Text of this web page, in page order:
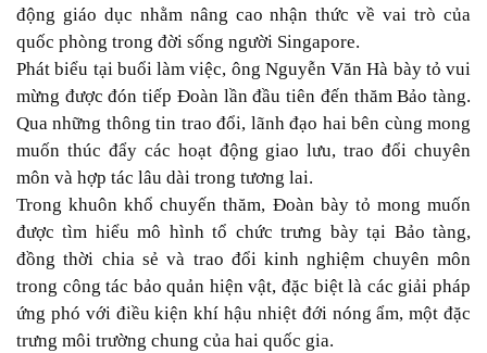
động giáo dục nhằm nâng cao nhận thức về vai trò của
quốc phòng trong đời sống người Singapore.
Phát biểu tại buổi làm việc, ông Nguyễn Văn Hà bày tỏ vui
mừng được đón tiếp Đoàn lần đầu tiên đến thăm Bảo tàng.
Qua những thông tin trao đổi, lãnh đạo hai bên cùng mong
muốn thúc đẩy các hoạt động giao lưu, trao đổi chuyên
môn và hợp tác lâu dài trong tương lai.
Trong khuôn khổ chuyến thăm, Đoàn bày tỏ mong muốn
được tìm hiểu mô hình tổ chức trưng bày tại Bảo tàng,
đồng thời chia sẻ và trao đổi kinh nghiệm chuyên môn
trong công tác bảo quản hiện vật, đặc biệt là các giải pháp
ứng phó với điều kiện khí hậu nhiệt đới nóng ẩm, một đặc
trưng môi trường chung của hai quốc gia.